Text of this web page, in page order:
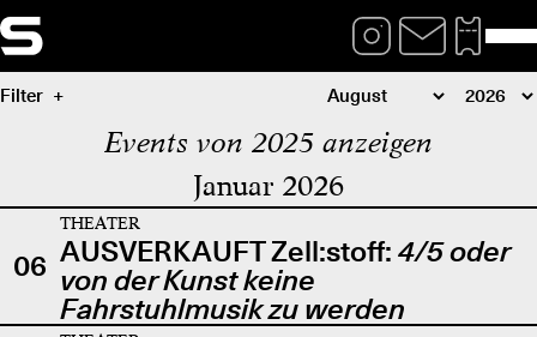
Filter
Events von 2025 anzeigen
Januar 2026
06
THEATER
AUSVERKAUFT Zell:stoff: 4/5 oder
von der Kunst keine
Fahrstuhlmusik zu werden